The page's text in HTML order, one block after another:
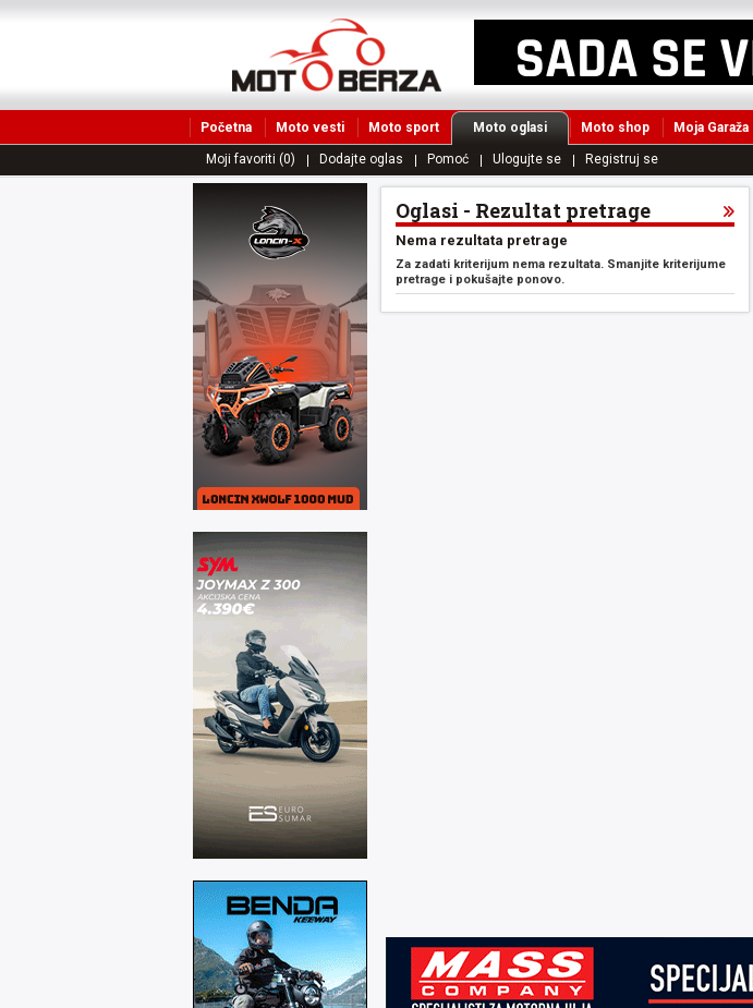
Početna Moto vesti Moto sport Moto oglasi Moto shop Moja Garaža
Moji favoriti (0) Dodajte oglas Pomoć Ulogujte se Registruj se
Oglasi - Rezultat pretrage
Nema rezultata pretrage
Za zadati kriterijum nema rezultata. Smanjite kriterijume
pretrage i pokušajte ponovo.